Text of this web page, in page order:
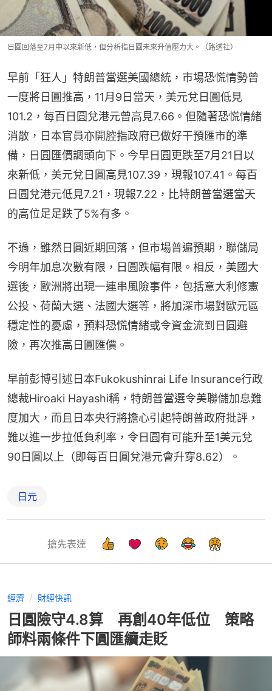
日圓回落至7月中以來新低，但分析指日圓未來升值壓力大。（路透社）
早前「狂人」特朗普當選美國總統，市場恐慌情勢曾
一度將日圓推高，11月9日當天，美元兌日圓低見
101.2，每百日圓兌港元曾高見7.66。但隨著恐慌情緒
消散，日本官員亦開腔指政府已做好干預匯市的準
備，日圓匯價調頭向下。今早日圓更跌至7月21日以
來新低，美元兌日圓高見107.39，現報107.41。每百
日圓兌港元低見7.21，現報7.22，比特朗普當選當天
的高位足足跌了5%有多。
不過，雖然日圓近期回落，但市場普遍預期，聯儲局
今明年加息次數有限，日圓跌幅有限。相反，美國大
選後，歐洲將出現一連串風險事件，包括意大利修憲
公投、荷蘭大選、法國大選等，將加深市場對歐元區
穩定性的憂慮，預料恐慌情緒或令資金流到日圓避
險，再次推高日圓匯價。
早前彭博引述日本Fukokushinrai Life Insurance行政
總裁Hiroaki Hayashi稱，特朗普當選令美聯儲加息難
度加大，而且日本央行將擔心引起特朗普政府批評，
難以進一步拉低負利率，令日圓有可能升至1美元兌
90日圓以上（即每百日圓兌港元會升穿8.62）。
日元
搶先表達
經濟 財經快訊
日圓險守4.8算 再創40年低位 策略
師料兩條件下圓匯續走貶